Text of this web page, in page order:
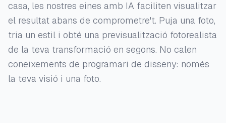
casa, les nostres eines amb IA faciliten visualitzar
el resultat abans de comprometre't. Puja una foto,
tria un estil i obté una previsualització fotorealista
de la teva transformació en segons. No calen
coneixements de programari de disseny: només
la teva visió i una foto.